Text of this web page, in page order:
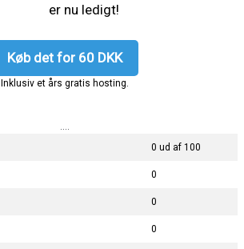
er nu ledigt!
Køb det for 60 DKK
Inklusiv et års gratis hosting.
0 ud af 100
0
0
0